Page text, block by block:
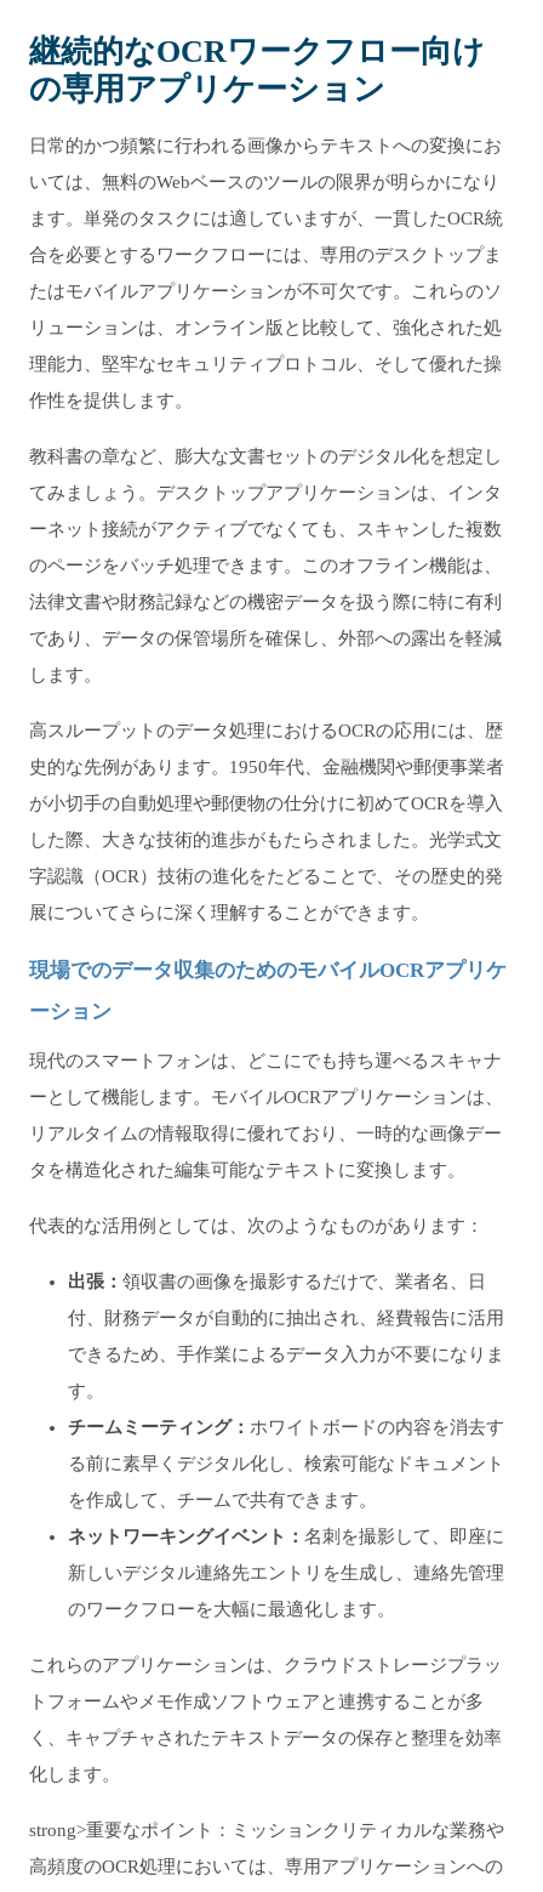
継続的なOCRワークフロー向け
の専用アプリケーション
日常的かつ頻繁に行われる画像からテキストへの変換にお
いては、無料のWebベースのツールの限界が明らかになり
ます。単発のタスクには適していますが、一貫したOCR統
合を必要とするワークフローには、専用のデスクトップま
たはモバイルアプリケーションが不可欠です。これらのソ
リューションは、オンライン版と比較して、強化された処
理能力、堅牢なセキュリティプロトコル、そして優れた操
作性を提供します。
教科書の章など、膨大な文書セットのデジタル化を想定し
てみましょう。デスクトップアプリケーションは、インタ
ーネット接続がアクティブでなくても、スキャンした複数
のページをバッチ処理できます。このオフライン機能は、
法律文書や財務記録などの機密データを扱う際に特に有利
であり、データの保管場所を確保し、外部への露出を軽減
します。
高スループットのデータ処理におけるOCRの応用には、歴
史的な先例があります。1950年代、金融機関や郵便事業者
が小切手の自動処理や郵便物の仕分けに初めてOCRを導入
した際、大きな技術的進歩がもたらされました。光学式文
字認識（OCR）技術の進化をたどることで、その歴史的発
展についてさらに深く理解することができます。
現場でのデータ収集のためのモバイルOCRアプリケ
ーション
現代のスマートフォンは、どこにでも持ち運べるスキャナ
ーとして機能します。モバイルOCRアプリケーションは、
リアルタイムの情報取得に優れており、一時的な画像デー
タを構造化された編集可能なテキストに変換します。
代表的な活用例としては、次のようなものがあります：
出張： 領収書の画像を撮影するだけで、業者名、日
付、財務データが自動的に抽出され、経費報告に活用
できるため、手作業によるデータ入力が不要になりま
す。
チームミーティング： ホワイトボードの内容を消去す
る前に素早くデジタル化し、検索可能なドキュメント
を作成して、チームで共有できます。
ネットワーキングイベント： 名刺を撮影して、即座に
新しいデジタル連絡先エントリを生成し、連絡先管理
のワークフローを大幅に最適化します。
これらのアプリケーションは、クラウドストレージプラッ
トフォームやメモ作成ソフトウェアと連携することが多
く、キャプチャされたテキストデータの保存と整理を効率
化します。
strong>重要なポイント：ミッションクリティカルな業務や
高頻度のOCR処理においては、専用アプリケーションへの